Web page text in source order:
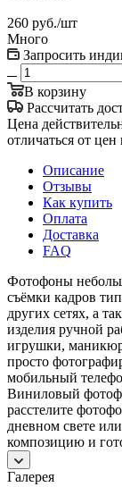
260 руб./шт
Много
Запросить
В корзину
Рассчитать
Цена
отличаться от
Описание
Отзывы
Как купить
Оплата
Доставка
FAQ
Фотофоны
съёмки кадров
других сетях, а
изделия ручной
игрушки, маникюр
просто
мобильный
Виниловый
расстелите
дневном свете
композицию и
Галерея